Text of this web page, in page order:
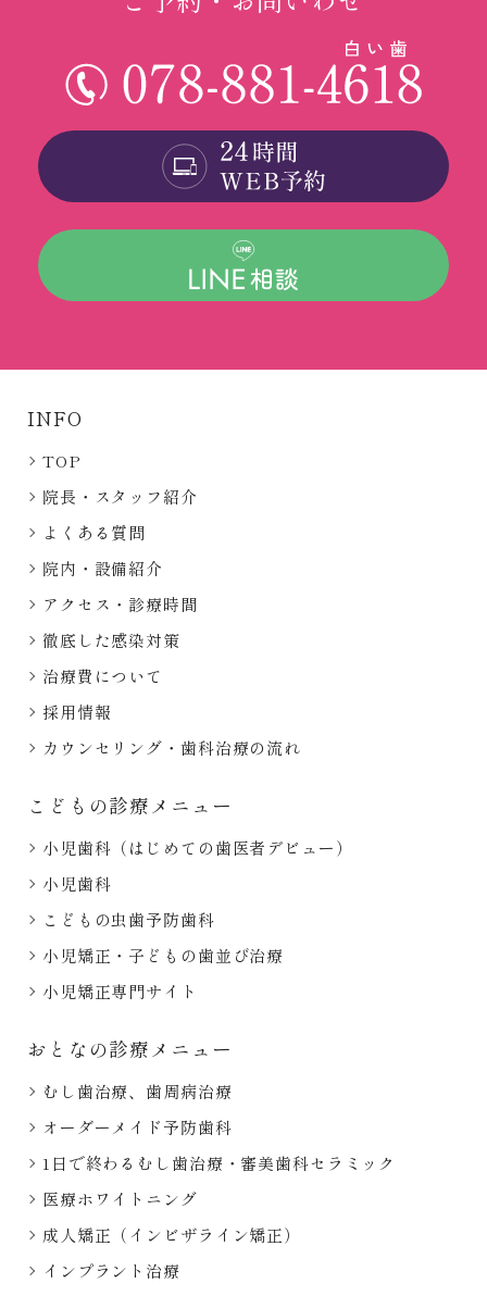
INFO
TOP
院長・スタッフ紹介
よくある質問
院内・設備紹介
アクセス・診療時間
徹底した感染対策
治療費について
採用情報
カウンセリング・歯科治療の流れ
こどもの診療メニュー
小児歯科（はじめての歯医者デビュー）
小児歯科
こどもの虫歯予防歯科
小児矯正・子どもの歯並び治療
小児矯正専門サイト
おとなの診療メニュー
むし歯治療、歯周病治療
オーダーメイド予防歯科
1日で終わるむし歯治療・審美歯科セラミック
医療ホワイトニング
成人矯正（インビザライン矯正）
インプラント治療